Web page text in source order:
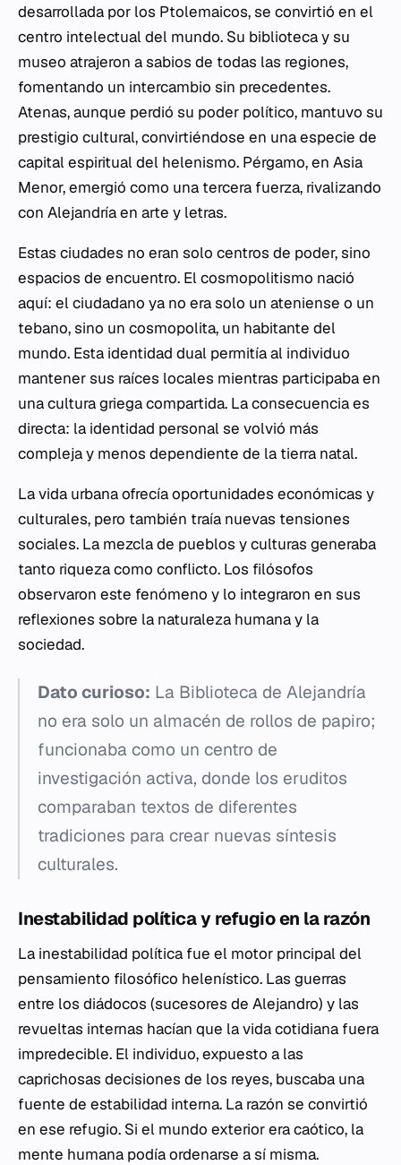
desarrollada por los Ptolemaicos, se convirtió en el
centro intelectual del mundo. Su biblioteca y su
museo atrajeron a sabios de todas las regiones,
fomentando un intercambio sin precedentes.
Atenas, aunque perdió su poder político, mantuvo su
prestigio cultural, convirtiéndose en una especie de
capital espiritual del helenismo. Pérgamo, en Asia
Menor, emergió como una tercera fuerza, rivalizando
con Alejandría en arte y letras.
Estas ciudades no eran solo centros de poder, sino
espacios de encuentro. El cosmopolitismo nació
aquí: el ciudadano ya no era solo un ateniense o un
tebano, sino un cosmopolita, un habitante del
mundo. Esta identidad dual permitía al individuo
mantener sus raíces locales mientras participaba en
una cultura griega compartida. La consecuencia es
directa: la identidad personal se volvió más
compleja y menos dependiente de la tierra natal.
La vida urbana ofrecía oportunidades económicas y
culturales, pero también traía nuevas tensiones
sociales. La mezcla de pueblos y culturas generaba
tanto riqueza como conflicto. Los filósofos
observaron este fenómeno y lo integraron en sus
reflexiones sobre la naturaleza humana y la
sociedad.
Dato curioso: La Biblioteca de Alejandría
no era solo un almacén de rollos de papiro;
funcionaba como un centro de
investigación activa, donde los eruditos
comparaban textos de diferentes
tradiciones para crear nuevas síntesis
culturales.
Inestabilidad política y refugio en la razón
La inestabilidad política fue el motor principal del
pensamiento filosófico helenístico. Las guerras
entre los diádocos (sucesores de Alejandro) y las
revueltas internas hacían que la vida cotidiana fuera
impredecible. El individuo, expuesto a las
caprichosas decisiones de los reyes, buscaba una
fuente de estabilidad interna. La razón se convirtió
en ese refugio. Si el mundo exterior era caótico, la
mente humana podía ordenarse a sí misma.